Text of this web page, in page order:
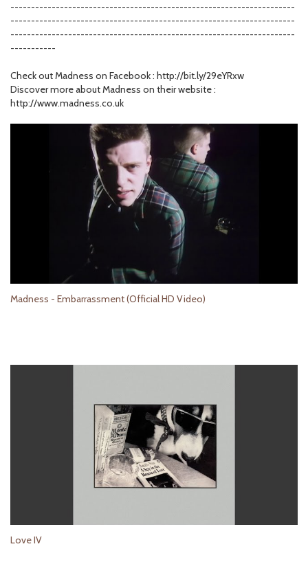
---------------------------------------------------------------------
---------------------------------------------------------------------
---------------------------------------------------------------------
-----------
Check out Madness on Facebook : http://bit.ly/29eYRxw
Discover more about Madness on their website :
http://www.madness.co.uk
Madness - Embarrassment (Official HD Video)
Love IV